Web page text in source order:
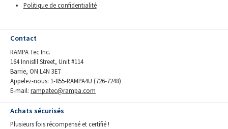
Politique de confidentialité
Contact
RAMPA Tec Inc.
164 Innisfil Street, Unit #114
Barrie, ON L4N 3E7
Appelez-nous: 1-855-RAMPA4U (726-7248)
E-mail: rampatec@rampa.com
Achats sécurisés
Plusieurs fois récompensé et certifié !